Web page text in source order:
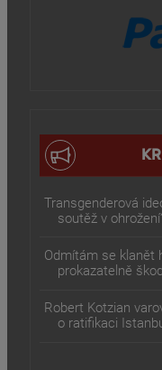
Transgenderová
soutěž v
Odmítám se klanět
prokazatelně
Robert Kotzian
o ratifikaci